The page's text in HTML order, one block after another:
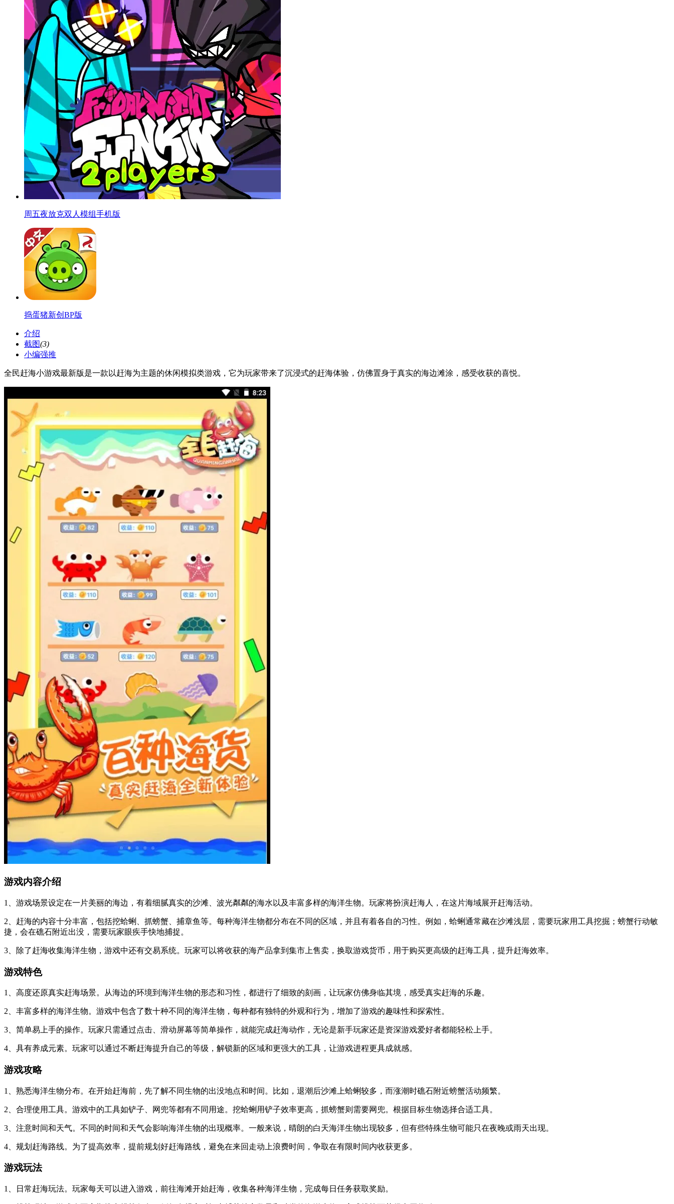
周五夜放克双人模组手机版
捣蛋猪新创BP版
介绍
截图(3)
小编强推
全民赶海小游戏最新版是一款以赶海为主题的休闲模拟类游戏，它为玩家带来了沉浸式的赶海体验，仿佛置身于真实的海边滩涂，感受收获的喜悦。
游戏内容介绍
1、游戏场景设定在一片美丽的海边，有着细腻真实的沙滩、波光粼粼的海水以及丰富多样的海洋生物。玩家将扮演赶海人，在这片海域展开赶海活动。
2、赶海的内容十分丰富，包括挖蛤蜊、抓螃蟹、捕章鱼等。每种海洋生物都分布在不同的区域，并且有着各自的习性。例如，蛤蜊通常藏在沙滩浅层，需要玩家用工具挖掘；螃蟹行动敏
捷，会在礁石附近出没，需要玩家眼疾手快地捕捉。
3、除了赶海收集海洋生物，游戏中还有交易系统。玩家可以将收获的海产品拿到集市上售卖，换取游戏货币，用于购买更高级的赶海工具，提升赶海效率。
游戏特色
1、高度还原真实赶海场景。从海边的环境到海洋生物的形态和习性，都进行了细致的刻画，让玩家仿佛身临其境，感受真实赶海的乐趣。
2、丰富多样的海洋生物。游戏中包含了数十种不同的海洋生物，每种都有独特的外观和行为，增加了游戏的趣味性和探索性。
3、简单易上手的操作。玩家只需通过点击、滑动屏幕等简单操作，就能完成赶海动作，无论是新手玩家还是资深游戏爱好者都能轻松上手。
4、具有养成元素。玩家可以通过不断赶海提升自己的等级，解锁新的区域和更强大的工具，让游戏进程更具成就感。
游戏攻略
1、熟悉海洋生物分布。在开始赶海前，先了解不同生物的出没地点和时间。比如，退潮后沙滩上蛤蜊较多，而涨潮时礁石附近螃蟹活动频繁。
2、合理使用工具。游戏中的工具如铲子、网兜等都有不同用途。挖蛤蜊用铲子效率更高，抓螃蟹则需要网兜。根据目标生物选择合适工具。
3、注意时间和天气。不同的时间和天气会影响海洋生物的出现概率。一般来说，晴朗的白天海洋生物出现较多，但有些特殊生物可能只在夜晚或雨天出现。
4、规划赶海路线。为了提高效率，提前规划好赶海路线，避免在来回走动上浪费时间，争取在有限时间内收获更多。
游戏玩法
1、日常赶海玩法。玩家每天可以进入游戏，前往海滩开始赶海，收集各种海洋生物，完成每日任务获取奖励。